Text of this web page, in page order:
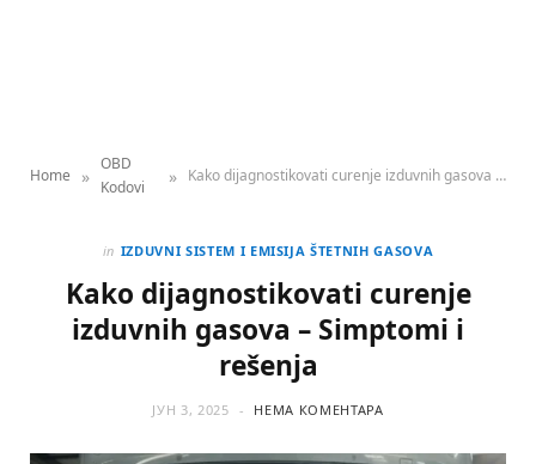
Home »
OBD
Kodovi
» Kako dijagnostikovati curenje izduvnih gasova – Simptomi i rešenja
in IZDUVNI SISTEM I EMISIJA ŠTETNIH GASOVA
Kako dijagnostikovati curenje
izduvnih gasova – Simptomi i
rešenja
ЈУН 3, 2025 НЕМА КОМЕНТАРА